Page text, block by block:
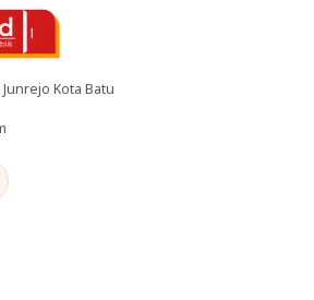
Kota Batu